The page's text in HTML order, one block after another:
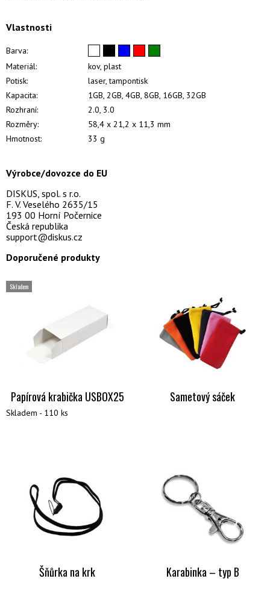
Vlastnosti
Barva:
Materiál:
kov, plast
Potisk:
laser, tampontisk
Kapacita:
1GB, 2GB, 4GB, 8GB, 16GB, 32GB
Rozhraní:
2.0, 3.0
Rozměry:
58,4 x 21,2 x 11,3 mm
Hmotnost:
33 g
Výrobce/dovozce do EU
DISKUS, spol. s r.o.
F. V. Veselého 2635/15
193 00 Horní Počernice
Česká republika
support@diskus.cz
Doporučené produkty
Skladem
Papírová krabička USBOX25
Skladem - 110 ks
Sametový sáček
Šňůrka na krk Karabinka – typ B